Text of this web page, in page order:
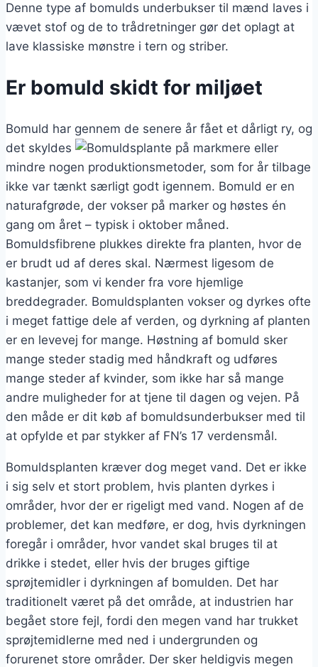
Denne type af bomulds underbukser til mænd laves i
vævet stof og de to trådretninger gør det oplagt at
lave klassiske mønstre i tern og striber.
Er bomuld skidt for miljøet
Bomuld har gennem de senere år fået et dårligt ry, og
det skyldes
mere eller
mindre nogen produktionsmetoder, som for år tilbage
ikke var tænkt særligt godt igennem. Bomuld er en
naturafgrøde, der vokser på marker og høstes én
gang om året – typisk i oktober måned.
Bomuldsfibrene plukkes direkte fra planten, hvor de
er brudt ud af deres skal. Nærmest ligesom de
kastanjer, som vi kender fra vore hjemlige
breddegrader. Bomuldsplanten vokser og dyrkes ofte
i meget fattige dele af verden, og dyrkning af planten
er en levevej for mange. Høstning af bomuld sker
mange steder stadig med håndkraft og udføres
mange steder af kvinder, som ikke har så mange
andre muligheder for at tjene til dagen og vejen. På
den måde er dit køb af bomuldsunderbukser med til
at opfylde et par stykker af FN’s 17 verdensmål.
Bomuldsplanten kræver dog meget vand. Det er ikke
i sig selv et stort problem, hvis planten dyrkes i
områder, hvor der er rigeligt med vand. Nogen af de
problemer, det kan medføre, er dog, hvis dyrkningen
foregår i områder, hvor vandet skal bruges til at
drikke i stedet, eller hvis der bruges giftige
sprøjtemidler i dyrkningen af bomulden. Det har
traditionelt været på det område, at industrien har
begået store fejl, fordi den megen vand har trukket
sprøjtemidlerne med ned i undergrunden og
forurenet store områder. Der sker heldigvis megen